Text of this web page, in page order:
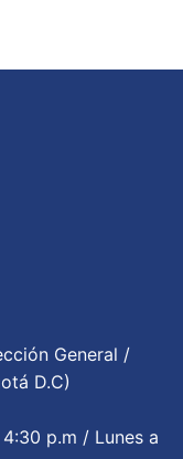
General /
D.C)
p.m / Lunes a